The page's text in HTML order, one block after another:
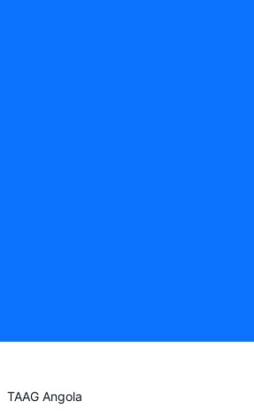
TAAG Angola